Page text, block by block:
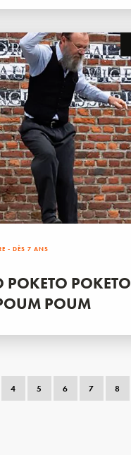
- DÈS 7 ANS
POKETO POKETO
POUM
4 5 6 7 8